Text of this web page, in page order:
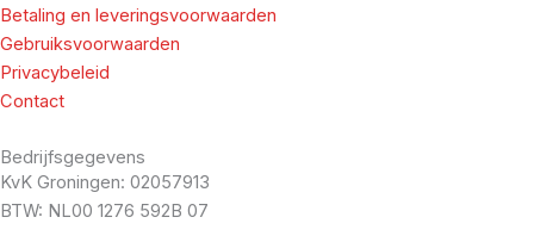
Betaling en leveringsvoorwaarden
Gebruiksvoorwaarden
Privacybeleid
Contact
Bedrijfsgegevens
KvK Groningen: 02057913
BTW: NL00 1276 592B 07